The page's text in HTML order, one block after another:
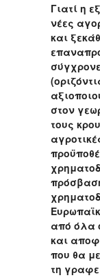
Γιατί η
νέες
και
στον
τους
από όλα
και
που θα
τη